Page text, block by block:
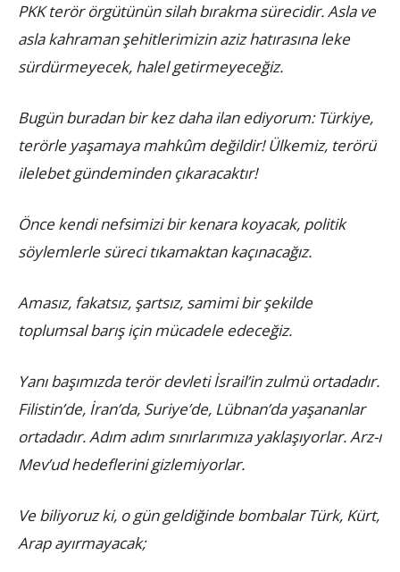
PKK terör örgütünün silah bırakma sürecidir. Asla ve
asla kahraman şehitlerimizin aziz hatırasına leke
sürdürmeyecek, halel getirmeyeceğiz.
Bugün buradan bir kez daha ilan ediyorum: Türkiye,
terörle yaşamaya mahkûm değildir! Ülkemiz, terörü
ilelebet gündeminden çıkaracaktır!
Önce kendi nefsimizi bir kenara koyacak, politik
söylemlerle süreci tıkamaktan kaçınacağız.
Amasız, fakatsız, şartsız, samimi bir şekilde
toplumsal barış için mücadele edeceğiz.
Yanı başımızda terör devleti İsrail’in zulmü ortadadır.
Filistin’de, İran’da, Suriye’de, Lübnan’da yaşananlar
ortadadır. Adım adım sınırlarımıza yaklaşıyorlar. Arz-ı
Mev’ud hedeflerini gizlemiyorlar.
Ve biliyoruz ki, o gün geldiğinde bombalar Türk, Kürt,
Arap ayırmayacak;